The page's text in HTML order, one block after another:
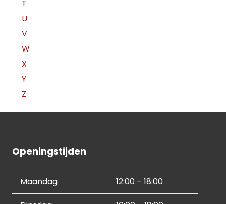
T
U
V
W
X
Y
Z
Openingstijden
Maandag 12:00 – 18:00